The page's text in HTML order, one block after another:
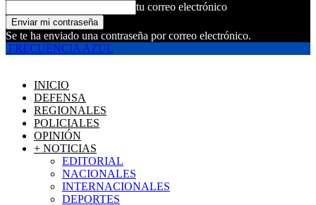
tu correo electrónico
Se te ha enviado una contraseña por correo electrónico.
FRECUENCIA AZUL
INICIO
DEFENSA
REGIONALES
POLICIALES
OPINIÓN
+ NOTICIAS
EDITORIAL
NACIONALES
INTERNACIONALES
DEPORTES